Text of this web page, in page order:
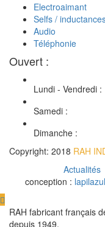
Electroaimant
Selfs /
Audio
Téléphonie
Ouvert :
Lundi - Vendredi :
Samedi :
Dimanche :
Copyright: 2018 RAH
Actualités
conception :
RAH fabricant français
depuis 1949.